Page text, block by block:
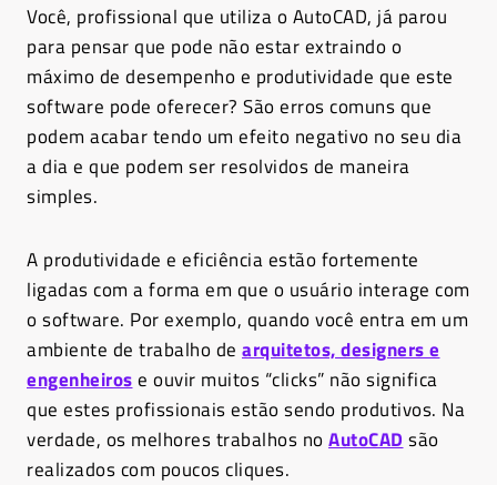
Você, profissional que utiliza o AutoCAD, já parou
para pensar que pode não estar extraindo o
máximo de desempenho e produtividade que este
software pode oferecer? São erros comuns que
podem acabar tendo um efeito negativo no seu dia
a dia e que podem ser resolvidos de maneira
simples.
A produtividade e eficiência estão fortemente
ligadas com a forma em que o usuário interage com
o software. Por exemplo, quando você entra em um
ambiente de trabalho de arquitetos, designers e
engenheirose ouvir muitos “clicks” não significa
que estes profissionais estão sendo produtivos. Na
verdade, os melhores trabalhos noAutoCAD são
realizados com poucos cliques.